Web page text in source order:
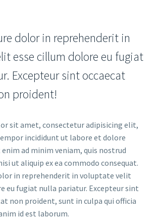
dolor in reprehenderit in
esse cillum dolore eu fugiat
Excepteur sint occaecat
proident!
sit amet, consectetur adipisicing elit,
incididunt ut labore et dolore
enim ad minim veniam, quis nostrud
ut aliquip ex ea commodo consequat.
in reprehenderit in voluptate velit
eu fugiat nulla pariatur. Excepteur sint
non proident, sunt in culpa qui officia
id est laborum.